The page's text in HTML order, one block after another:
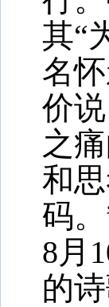
其“
名
价
之
和
码。
8月
的